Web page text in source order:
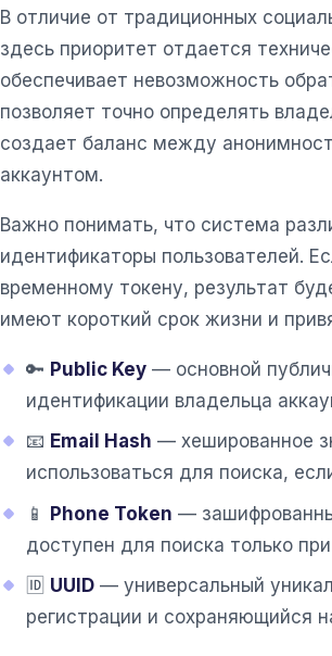
В отличие от традиционных
здесь приоритет отдается
обеспечивает невозможность
позволяет точно определять
создает баланс между
аккаунтом.
Важно понимать, что система
идентификаторы пользователей.
временному токену, результат
имеют короткий срок жизни и
🔑 Public Key — основной
идентификации владельца
📧 Email Hash — хешированное
использоваться для поиска,
📱 Phone Token —
доступен для поиска только
🆔 UUID — универсальный
регистрации и сохраняющийся